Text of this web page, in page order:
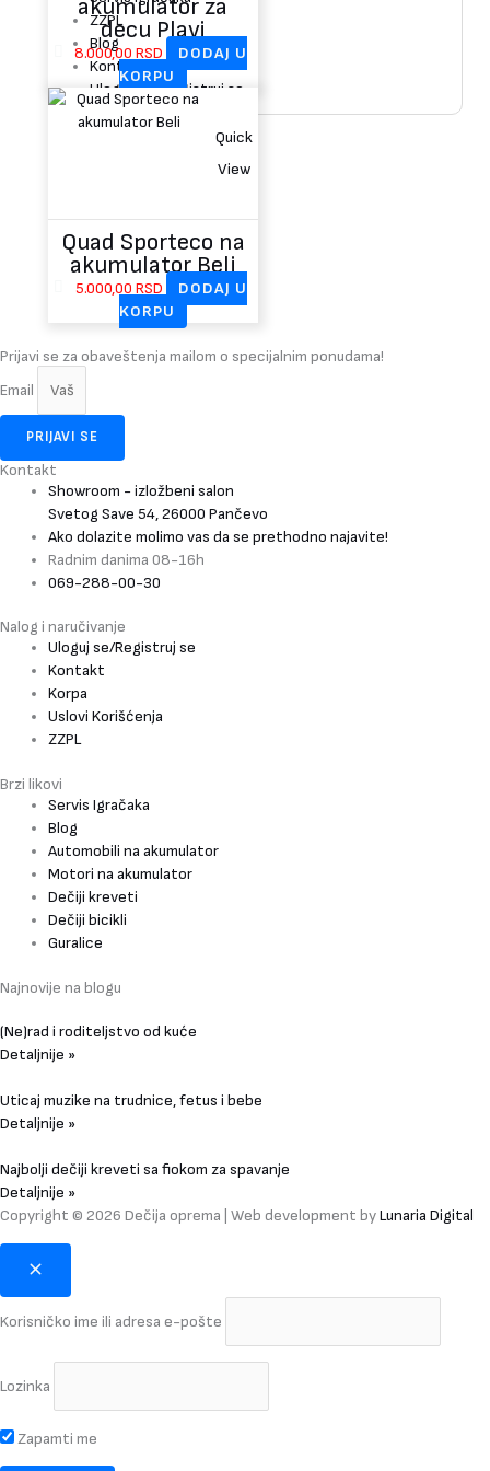
ZZPL
Blog
Kontakt
Uloguj se / Registruj se
akumulator za
decu Plavi
8.000,00RSD
DODAJ U
KORPU
Quick
View
Quad Sporteco na
akumulator Beli
5.000,00 RSD
DODAJ U
KORPU
Prijavi se za obaveštenja mailom o specijalnim ponudama!
Email
PRIJAVI SE
Kontakt
Showroom - izložbeni salon
Svetog Save 54, 26000 Pančevo
Ako dolazite molimo vas da se prethodno najavite!
Radnim danima 08-16h
069-288-00-30
Nalog i naručivanje
Uloguj se/Registruj se
Kontakt
Korpa
Uslovi Korišćenja
ZZPL
Brzi likovi
Servis Igračaka
Blog
Automobili na akumulator
Motori na akumulator
Dečiji kreveti
Dečiji bicikli
Guralice
Najnovije na blogu
(Ne)rad i roditeljstvo od kuće
Detaljnije »
Uticaj muzike na trudnice, fetus i bebe
Detaljnije »
Najbolji dečiji kreveti sa fiokom za spavanje
Detaljnije »
Copyright © 2026 Dečija oprema | Web development byLunaria Digital
Korisničko ime ili adresa e-pošte
Lozinka
Zapamti me